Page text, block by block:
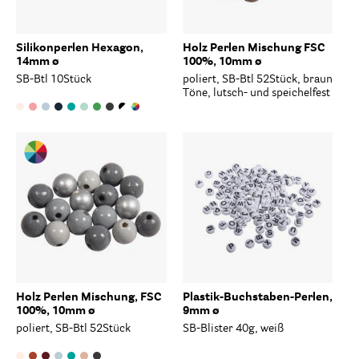
Silikonperlen Hexagon,
14mm ø
SB-Btl 10Stück
Holz Perlen Mischung FSC
100%, 10mm ø
poliert, SB-Btl 52Stück, braun
Töne, lutsch- und speichelfest
Holz Perlen Mischung, FSC
100%, 10mm ø
poliert, SB-Btl 52Stück
Plastik-Buchstaben-Perlen,
9mm ø
SB-Blister 40g, weiß